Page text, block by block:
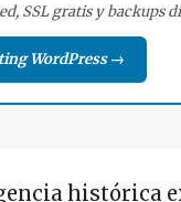
SSL gratis y backups
WordPress →
histórica